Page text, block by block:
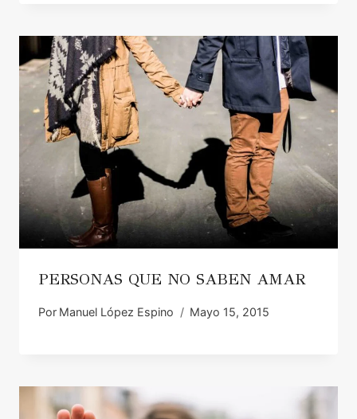
PERSONAS QUE NO SABEN AMAR
Por Manuel López Espino Mayo 15, 2015